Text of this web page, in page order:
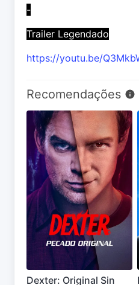
-
Trailer Legendado
https://youtu.be/
Recomendações
Dexter: Original Sin